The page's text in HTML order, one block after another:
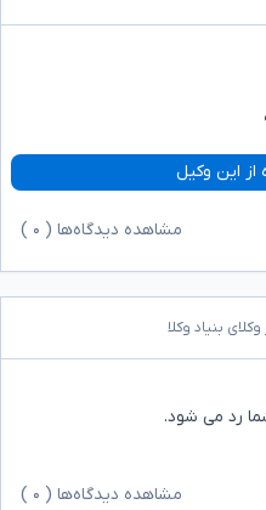
از این وکیل
مشاهده دیدگاه‌ها ( ۰
بنیاد وکلا
رد می شود.
مشاهده دیدگاه‌ها ( ۰